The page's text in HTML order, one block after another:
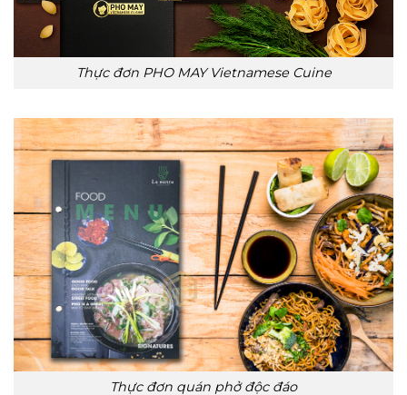
Thực đơn PHO MAY Vietnamese Cuine
Thực đơn quán phở độc đáo